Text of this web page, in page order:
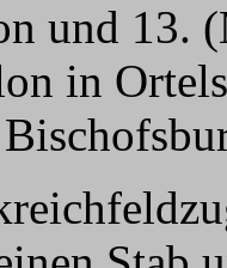
und 13.
in